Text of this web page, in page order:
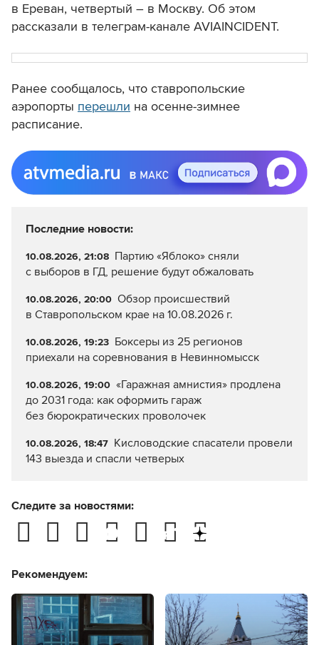
в Ереван, четвертый – в Москву. Об этом
рассказали в телеграм-канале AVIAINCIDENT.
Ранее сообщалось, что ставропольские
аэропорты перешли на осенне-зимнее
расписание.
Последние новости:
10.08.2026, 21:08 Партию «Яблоко» сняли
с выборов в ГД, решение будут обжаловать
10.08.2026, 20:00 Обзор происшествий
в Ставропольском крае на 10.08.2026 г.
10.08.2026, 19:23 Боксеры из 25 регионов
приехали на соревнования в Невинномысск
10.08.2026, 19:00 «Гаражная амнистия» продлена
до 2031 года: как оформить гараж
без бюрократических проволочек
10.08.2026, 18:47 Кисловодские спасатели провели
143 выезда и спасли четверых
Следите за новостями:
Рекомендуем: